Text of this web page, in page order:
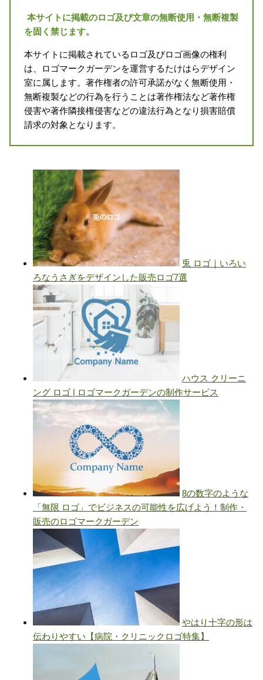
本サイトに掲載のロゴ及び文章の無断使用・無断複製
を固く禁じます。
本サイトに掲載されているロゴ及びロゴ画像の権利
は、ロゴマークガーデンを運営するたけはらデザイン
室に属します。著作権者の許可承諾がなく無断使用・
無断複製などの行為を行うことは著作権法など著作権
侵害や著作隣接権侵害などの違法行為となり損害賠償
請求の対象となります。